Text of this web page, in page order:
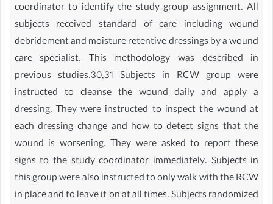
coordinator to identify the study group assignment. All
subjects received standard of care including wound
debridement and moisture retentive dressings by a wound
care specialist. This methodology was described in
previous studies.30,31 Subjects in RCW group were
instructed to cleanse the wound daily and apply a
dressing. They were instructed to inspect the wound at
each dressing change and how to detect signs that the
wound is worsening. They were asked to report these
signs to the study coordinator immediately. Subjects in
this group were also instructed to only walk with the RCW
in place and to leave it on at all times. Subjects randomized